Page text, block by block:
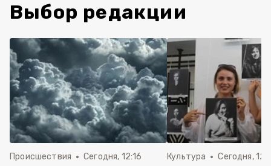
Выбор редакции
Происшествия Сегодня, 12:16 Культура Сегодня,